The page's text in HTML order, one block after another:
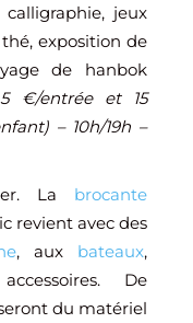
jeux
exposition de
de hanbok
5 €/entrée et
15
– 10h/19h –
La brocante
revient avec des
, aux bateaux,
De
du matériel